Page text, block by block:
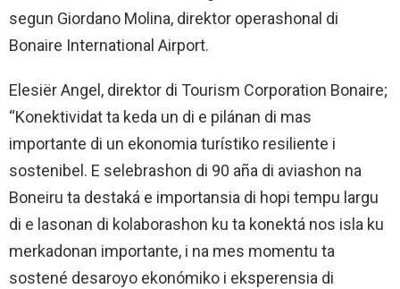
segun Giordano Molina, direktor operashonal di
Bonaire International Airport.
Elesiër Angel, direktor di Tourism Corporation Bonaire;
“Konektividat ta keda un di e pilánan di mas
importante di un ekonomia turístiko resiliente i
sostenibel. E selebrashon di 90 aña di aviashon na
Boneiru ta destaká e importansia di hopi tempu largu
di e lasonan di kolaborashon ku ta konektá nos isla ku
merkadonan importante, i na mes momentu ta
sostené desaroyo ekonómiko i eksperensia di